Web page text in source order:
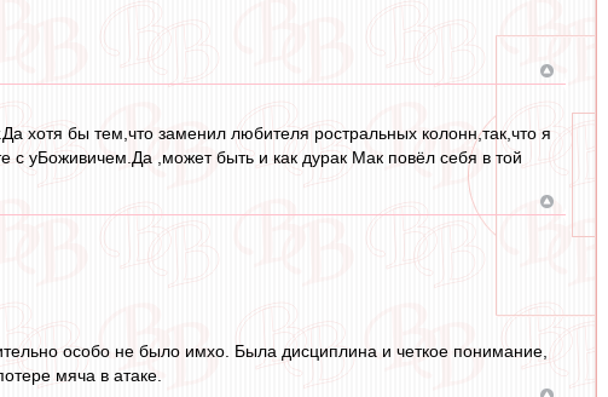
хотя бы тем,что заменил любителя ростральных колонн,так,что я
с уБоживичем.Да ,может быть и как дурак Мак повёл себя в той
особо не было имхо. Была дисциплина и четкое понимание,
мяча в атаке.